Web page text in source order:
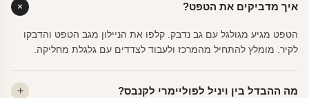
איך מדביקים את הטפט?
הטפט מגיע מגולגל עם גב נדבק. קלפו את הניילון מגב הטפט והדבקו
לקיר. מומלץ להתחיל מהמרכז ולעבוד לצדדים עם גלגלת מחליקה.
מה ההבדל בין ויניל לפוליימרי לקנבס?